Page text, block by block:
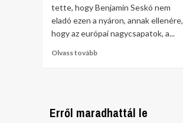
tette, hogy Benjamin Seskó nem
eladó ezen a nyáron, annak ellenére,
hogy az európai nagycsapatok, a...
Olvass tovább
Erről maradhattál le